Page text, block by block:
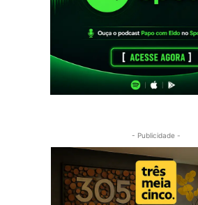
- Publicidade -